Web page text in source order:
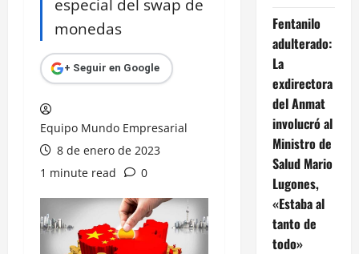
monedas
+ Seguir en Google
Equipo Mundo Empresarial
8 de enero de 2023
1 minute read
0
Fentanilo
adulterado:
La
exdirectora
del Anmat
involucró al
Ministro de
Salud Mario
Lugones,
«Estaba al
tanto de
todo»